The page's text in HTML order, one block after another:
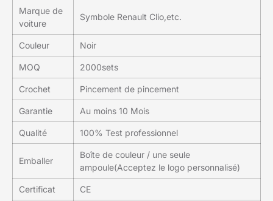
Marque de
voiture
Symbole Renault Clio,etc.
Couleur Noir
MOQ 2000sets
Crochet Pincement de pincement
Garantie Au moins 10 Mois
Qualité 100% Test professionnel
Emballer
Boîte de couleur / une seule
ampoule(Acceptez le logo personnalisé)
Certificat CE